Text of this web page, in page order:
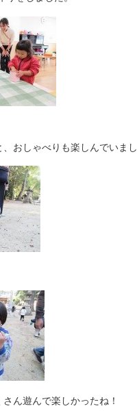
おしゃべりも楽しんでいまし
ん遊んで楽しかったね！